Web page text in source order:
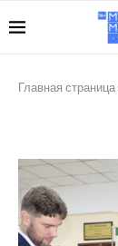
Главная страница